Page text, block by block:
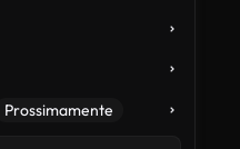
Prossimamente